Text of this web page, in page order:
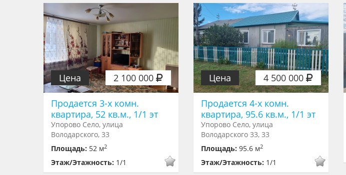
2 100 000
Цена
Продается 3-х комн.
квартира, 52 кв.м., 1/1 эт
Упорово Село, улица
Володарского, 33
Площадь: 52 м2
Этаж/Этажность: 1/1
4 500 000
Цена
Продается 4-х комн.
квартира, 95.6 кв.м., 1/1 эт
Упорово Село, улица
Володарского 33, 33
Площадь: 95.6 м2
Этаж/Этажность: 1/1